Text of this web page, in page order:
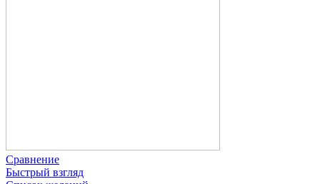
Сравнение
Быстрый взгляд